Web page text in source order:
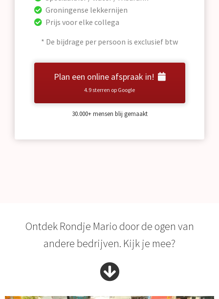
Groningense lekkernijen
Prijs voor elke collega
* De bijdrage per persoon is exclusief btw
Plan een online afspraak in!
4.9 sterren op Google
30.000+ mensen blij gemaakt
Ontdek Rondje Mario door de ogen van
andere bedrijven. Kijk je mee?